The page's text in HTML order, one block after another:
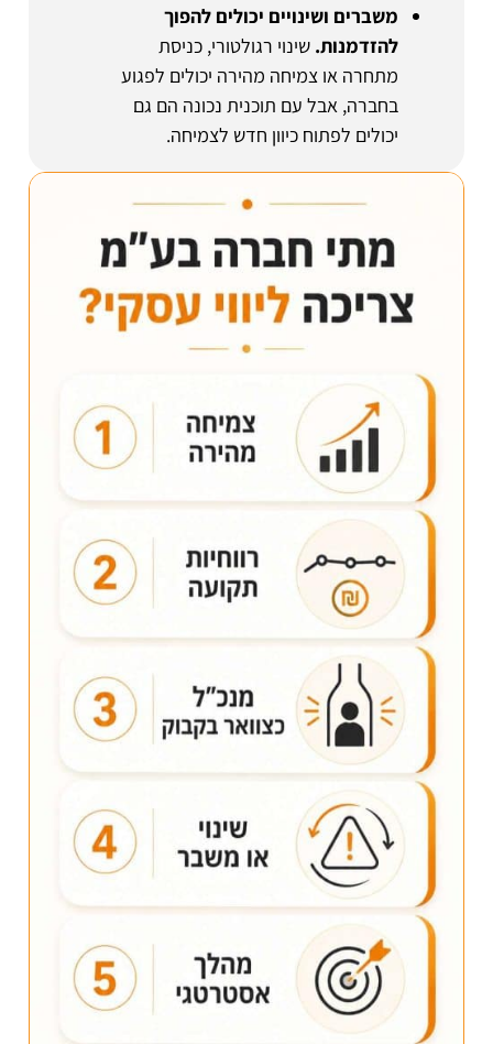
משברים ושינויים יכולים להפוך
להזדמנות. שינוי רגולטורי, כניסת
מתחרה או צמיחה מהירה יכולים לפגוע
בחברה, אבל עם תוכנית נכונה הם גם
יכולים לפתוח כיוון חדש לצמיחה.